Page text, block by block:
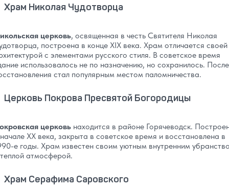
Храм Николая Чудотворца
церковь, освященная в честь Святителя Николая
построена в конце XIX века. Храм отличается своей
с элементами русского стиля. В советское время
использовалось не по назначению, но сохранилось. После
стал популярным местом паломничества.
Церковь Покрова Пресвятой Богородицы
церковь находится в районе Горячеводск.
XX века, закрыта в советское время и восстановлена в
е годы. Храм известен своим уютным внутренним
атмосферой.
Храм Серафима Саровского